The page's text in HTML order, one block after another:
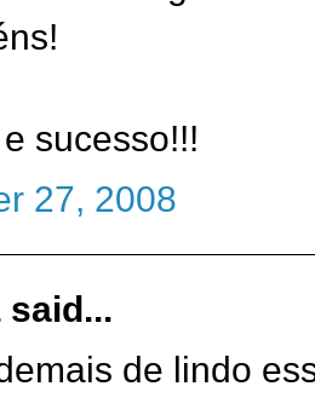
sucesso!!!
27, 2008
said...
de lindo